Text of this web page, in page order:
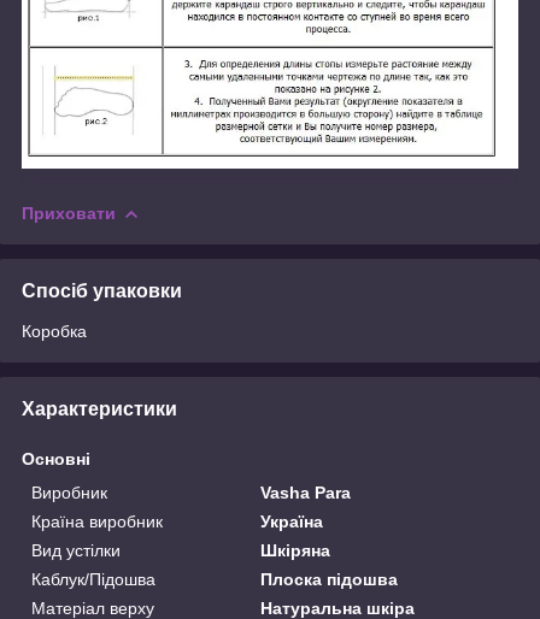
Приховати
Спосіб упаковки
Коробка
Характеристики
Основні
Виробник
Vasha Para
Країна виробник
Україна
Вид устілки
Шкіряна
Каблук/Підошва
Плоска підошва
Матеріал верху
Натуральна шкіра